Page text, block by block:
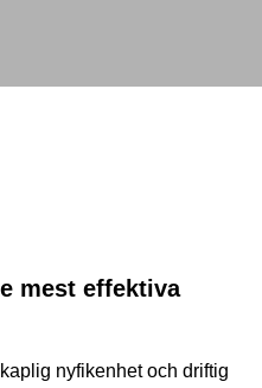
mest effektiva
nyfikenhet och driftig